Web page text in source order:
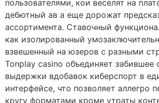
пользователями, кои веселят на
дебютный ав а еще дорожат
ассортимента. Ставочный
как изолированный
взвешенный на юзеров с разными
Tonplay casino объединяет забившее
выдержки вдобавок киберспорт в
интерфейсе, что позволяет аллегро
кругу форматами кроме утраты